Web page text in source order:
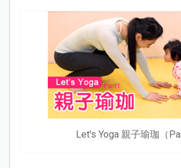
Let's Yoga 親子瑜珈（